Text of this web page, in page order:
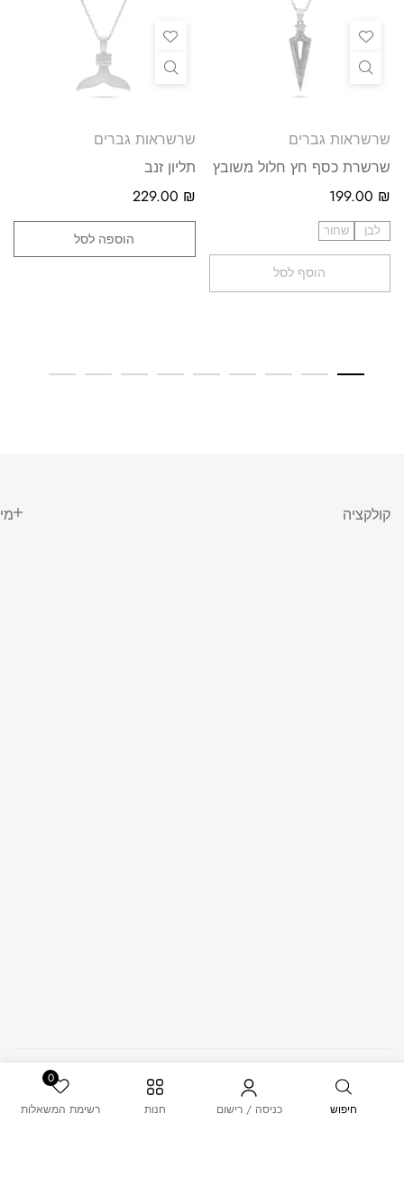
חיפוש כניסה / רישום חנות
0
רשימת המשאלות
שרשראות גברים
שרשרת כסף חץ חלול משובץ
199.00 ₪
לבן שחור
הוסף לסל
שרשראות גברים
תליון זנב
229.00 ₪
הוספה לסל
קולקציה